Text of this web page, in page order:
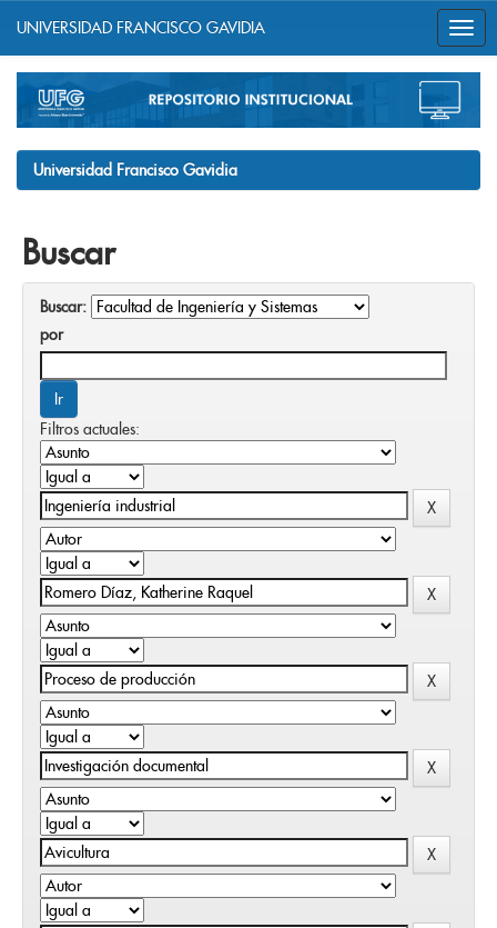
navigation
UNIVERSIDAD FRANCISCO GAVIDIA
Universidad Francisco Gavidia
Buscar
Buscar:
por
Filtros actuales: